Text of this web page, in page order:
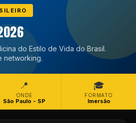
do Estilo de Vida do Brasil.
networking.
📍
ONDE
São Paulo - SP
🎓
FORMATO
Imersão